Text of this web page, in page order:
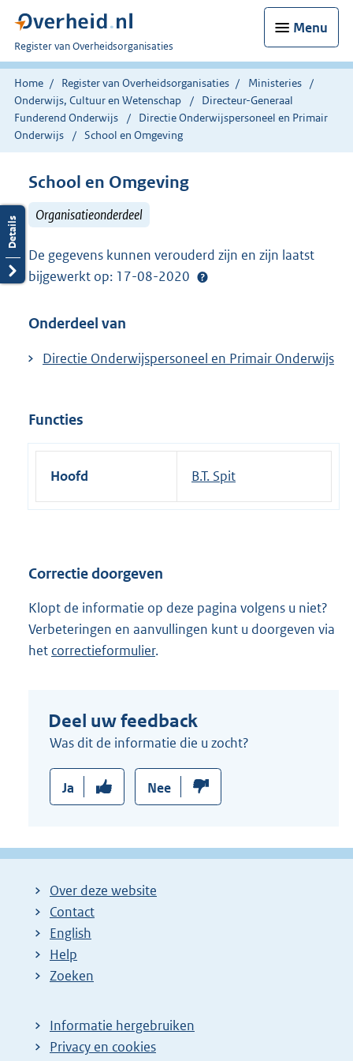
Menu
U
bent
nu
hier:
Register van Overheidsorganisaties
Home Register van Overheidsorganisaties
Ministeries
Onderwijs, Cultuur en Wetenschap
Directeur-Generaal
Funderend Onderwijs
Directie Onderwijspersoneel en Primair
Onderwijs
School en Omgeving
School en Omgeving
Organisatieonderdeel
De gegevens kunnen verouderd zijn en zijn laatst
bijgewerkt op: 17-08-2020
Onderdeel van
Directie Onderwijspersoneel en Primair Onderwijs
Functies
Hoofd B.T. Spit
Correctie doorgeven
Klopt de informatie op deze pagina volgens u niet?
Verbeteringen en aanvullingen kunt u doorgeven via
het correctieformulier.
Deel uw feedback
Was dit de informatie die u zocht?
Ja Nee
Over deze website
Contact
English
Help
Zoeken
Informatie hergebruiken
Privacy en cookies